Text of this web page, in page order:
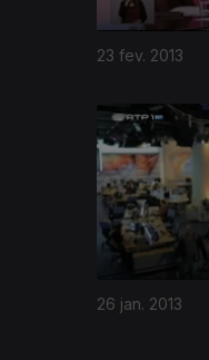
23 fev. 2013
26 jan. 2013